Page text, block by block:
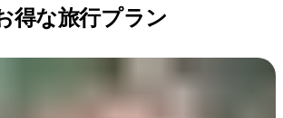
地
域
ご
得な旅行プラン